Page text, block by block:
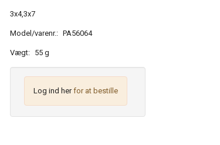
3x4,3x7
Model/varenr.: PA56064
Vægt: 55 g
Log ind herfor at bestille